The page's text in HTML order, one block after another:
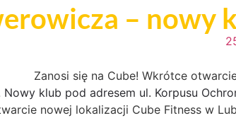
– nowy
klub pod adresem ul. Korpusu
nowej lokalizacji Cube Fitness w